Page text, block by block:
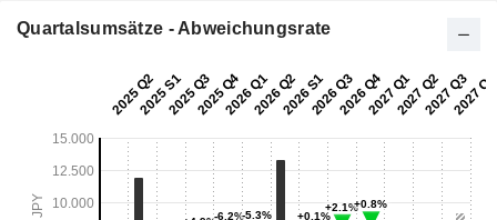
Quartalsumsätze - Abweichungsrate